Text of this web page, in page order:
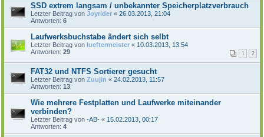
SSD extrem langsam / unbekannter Speicherplatzverbrauch
Letzter Beitrag von Joyrider « 26.03.2013, 21:04
Antworten: 6
Laufwerksbuchstabe ändert sich selbt
Letzter Beitrag von lueftermeister « 10.03.2013, 13:54
Antworten: 29 1 2
FAT32 und NTFS Sortierer gesucht
Letzter Beitrag von Zuujin « 24.02.2013, 11:57
Antworten: 13
Wie mehrere Festplatten und Laufwerke miteinander
verbinden?
Letzter Beitrag von -AB- « 15.02.2013, 00:17
Antworten: 4